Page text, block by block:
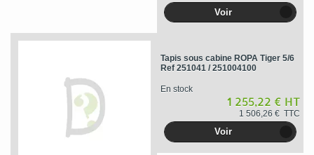
Voir
Tapis sous cabine ROPA Tiger 5/6
Ref 251041 / 251004100
En stock
1 255,22 € HT
1 506,26 € TTC
Voir